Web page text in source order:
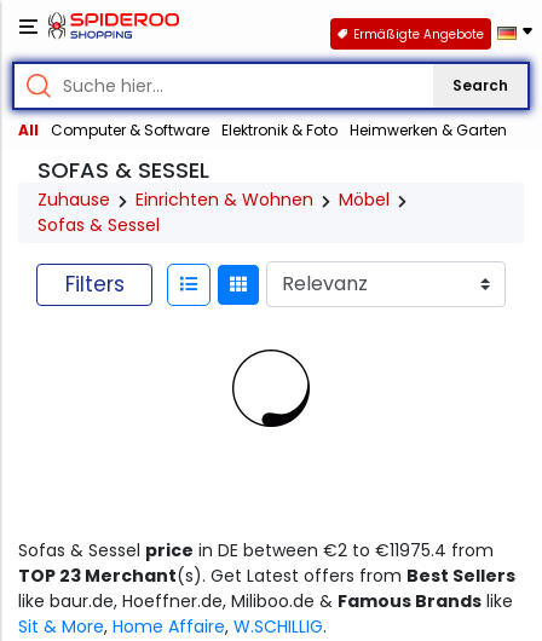
Search
All Computer & Software Elektronik & Foto Heimwerken & Garten
Ermäßigte Angebote
SOFAS & SESSEL
Zuhause Einrichten & Wohnen
Möbel
Sofas & Sessel
Filters
Sofas & Sessel price in DE between €2 to €11975.4 from
TOP 23 Merchant(s). Get Latest offers from Best Sellers
like baur.de, Hoeffner.de, Miliboo.de & Famous Brands like
Sit & More, Home Affaire, W.SCHILLIG.